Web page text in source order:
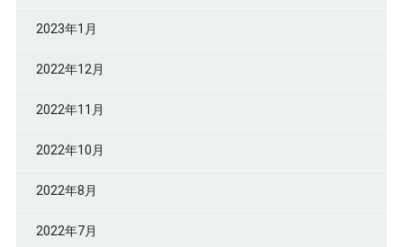
2023年1月
2022年12月
2022年11月
2022年10月
2022年8月
2022年7月